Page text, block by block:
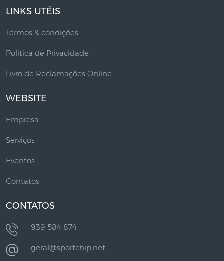
LINKS UTÉIS
Termos & condições
Política de Privacidade
Livro de Reclamações Online
WEBSITE
Empresa
Serviços
Eventos
Contatos
CONTATOS
939 584 874
geral@sportchip.net